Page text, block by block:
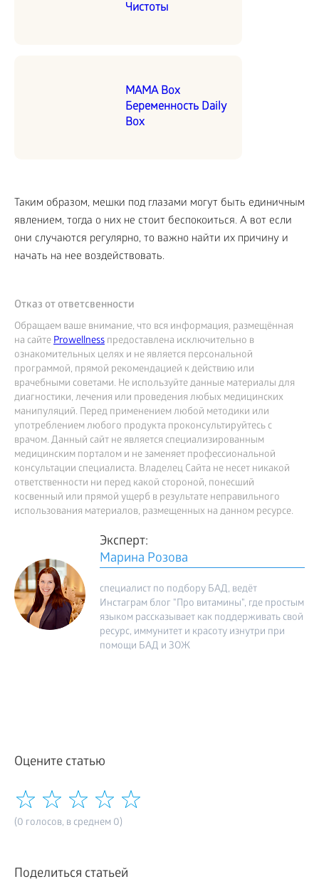
Чистоты
MAMA Box
Беременность Daily
Box
Таким образом, мешки под глазами могут быть единичным
явлением, тогда о них не стоит беспокоиться. А вот если
они случаются регулярно, то важно найти их причину и
начать на нее воздействовать.
Отказ от ответсвенности
Обращаем ваше внимание, что вся информация, размещённая
на сайтеProwellness предоставлена исключительно в
ознакомительных целях и не является персональной
программой, прямой рекомендацией к действию или
врачебными советами. Не используйте данные материалы для
диагностики, лечения или проведения любых медицинских
манипуляций. Перед применением любой методики или
употреблением любого продукта проконсультируйтесь с
врачом. Данный сайт не является специализированным
медицинским порталом и не заменяет профессиональной
консультации специалиста. Владелец Сайта не несет никакой
ответственности ни перед какой стороной, понесший
косвенный или прямой ущерб в результате неправильного
использования материалов, размещенных на данном ресурсе.
Эксперт:
Марина Розова
специалист по подбору БАД, ведёт
Инстаграм блог "Про витамины", где простым
языком рассказывает как поддерживать свой
ресурс, иммунитет и красоту изнутри при
помощи БАД и ЗОЖ
Оцените статью
(0 голосов, в среднем 0)
Поделиться статьей